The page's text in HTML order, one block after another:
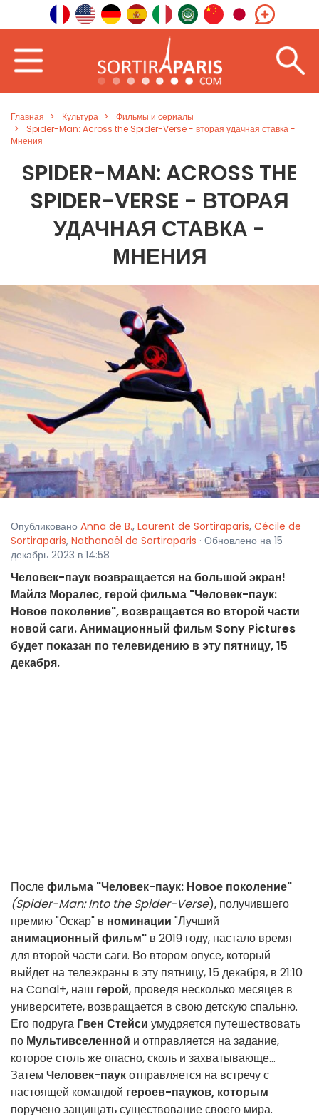
Главная Культура
Фильмы и сериалы
Spider-Man: Across the Spider-Verse - вторая удачная ставка -
Мнения
SPIDER-MAN: ACROSS THE
SPIDER-VERSE - ВТОРАЯ
УДАЧНАЯ СТАВКА -
МНЕНИЯ
Опубликовано Anna de B., Laurent de Sortiraparis, Cécile de
Sortiraparis, Nathanaël de Sortiraparis · Обновлено на 15
декабрь 2023 в 14:58
Человек-паук возвращается на большой экран!
Майлз Моралес, герой фильма "Человек-паук:
Новое поколение", возвращается во второй части
новой саги. Анимационный фильм Sony Pictures
будет показан по телевидению в эту пятницу, 15
декабря.
Послефильма "Человек-паук: Новое поколение"
(Spider-Man: Into the Spider-Verse), получившего
премию "Оскар" в номинации "Лучший
анимационный фильм" в 2019 году, настало время
для второй части саги. Во втором опусе, который
выйдет на телеэкраны в эту пятницу, 15 декабря, в 21:10
на Canal+, наш герой, проведя несколько месяцев в
университете, возвращается в свою детскую спальню.
Его подруга Гвен Стейси умудряется путешествовать
по Мультивселенной и отправляется на задание,
которое столь же опасно, сколь и захватывающе...
Затем Человек-паукотправляется на встречу с
настоящей командой героев-пауков, которым
поручено защищать существование своего мира.